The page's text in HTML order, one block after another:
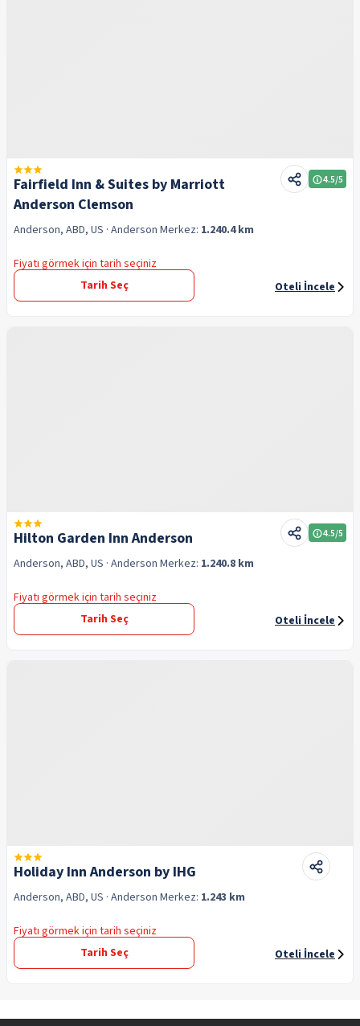
Fairfield Inn & Suites by Marriott
Anderson Clemson
4.5/5
Anderson, ABD, US · Anderson Merkez: 1.240.4 km
Fiyatı görmek için tarih seçiniz
Tarih Seç
Oteli İncele
Hilton Garden Inn Anderson 4.5/5
Anderson, ABD, US · Anderson Merkez: 1.240.8 km
Fiyatı görmek için tarih seçiniz
Tarih Seç
Oteli İncele
Holiday Inn Anderson by IHG
Anderson, ABD, US · Anderson Merkez: 1.243 km
Fiyatı görmek için tarih seçiniz
Tarih Seç
Oteli İncele